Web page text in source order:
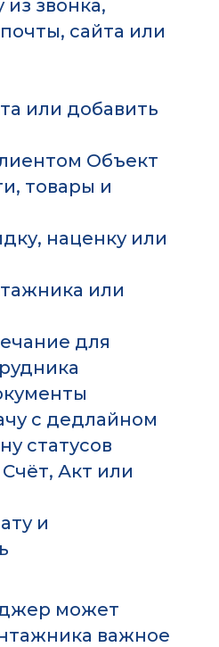
из звонка,
сайта или
или добавить
Объект
товары и
наценку или
или
для
с дедлайном
статусов
Акт или
и
может
важное